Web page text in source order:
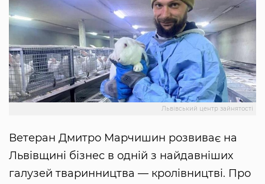
Львівський центр зайнятості
Ветеран Дмитро Марчишин розвиває на
Львівщині бізнес в одній з найдавніших
галузей тваринництва — кролівництві. Про